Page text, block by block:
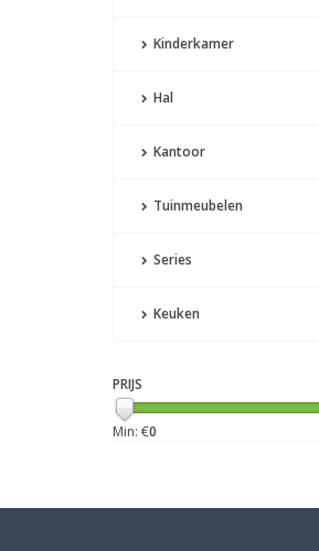
Kinderkamer
Hal
Kantoor
Tuinmeubelen
Series
Keuken
PRIJS
Min: €0